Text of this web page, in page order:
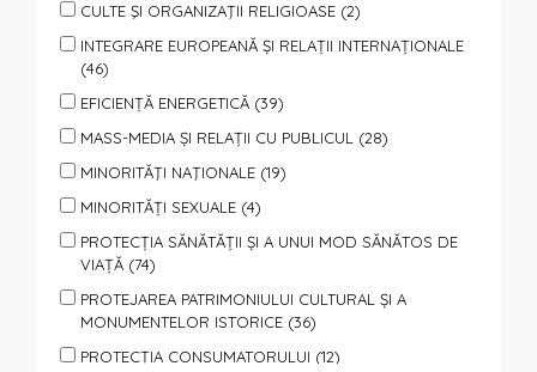
CULTE ŞI ORGANIZAŢII RELIGIOASE (2)
INTEGRARE EUROPEANĂ ȘI RELAȚII INTERNAȚIONALE
(46)
EFICIENȚĂ ENERGETICĂ (39)
MASS-MEDIA ȘI RELAȚII CU PUBLICUL (28)
MINORITĂŢI NAŢIONALE (19)
MINORITĂȚI SEXUALE (4)
PROTECȚIA SĂNĂTĂȚII ȘI A UNUI MOD SĂNĂTOS DE
VIAȚĂ (74)
PROTEJAREA PATRIMONIULUI CULTURAL ȘI A
MONUMENTELOR ISTORICE (36)
PROTECȚIA CONSUMATORULUI (12)